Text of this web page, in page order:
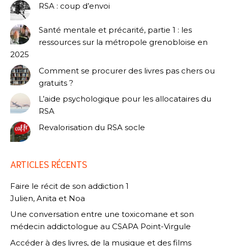
RSA : coup d’envoi
Santé mentale et précarité, partie 1 : les
ressources sur la métropole grenobloise en
2025
Comment se procurer des livres pas chers ou
gratuits ?
L’aide psychologique pour les allocataires du
RSA
Revalorisation du RSA socle
ARTICLES RÉCENTS
Faire le récit de son addiction 1
Julien, Anita et Noa
Une conversation entre une toxicomane et son
médecin addictologue au CSAPA Point-Virgule
Accéder à des livres, de la musique et des films